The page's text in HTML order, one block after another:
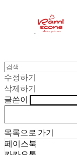
수정하기
삭제하기
글쓴이
목록으로 가기
페이스북